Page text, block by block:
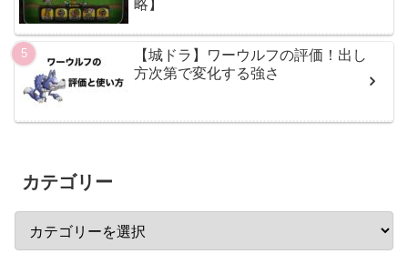
略】
【城ドラ】ワーウルフの評価！出し
方次第で変化する強さ
カテゴリー